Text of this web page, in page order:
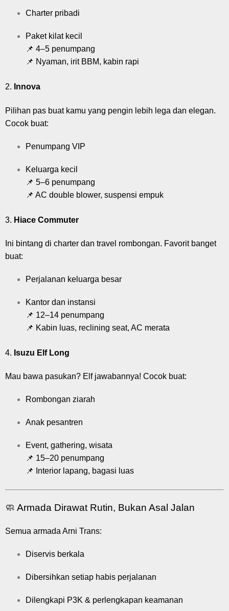
Charter pribadi
Paket kilat kecil
📌 4–5 penumpang
📌 Nyaman, irit BBM, kabin rapi
2. Innova
Pilihan pas buat kamu yang pengin lebih lega dan elegan.
Cocok buat:
Penumpang VIP
Keluarga kecil
📌 5–6 penumpang
📌 AC double blower, suspensi empuk
3. Hiace Commuter
Ini bintang di charter dan travel rombongan. Favorit banget
buat:
Perjalanan keluarga besar
Kantor dan instansi
📌 12–14 penumpang
📌 Kabin luas, reclining seat, AC merata
4. Isuzu Elf Long
Mau bawa pasukan? Elf jawabannya! Cocok buat:
Rombongan ziarah
Anak pesantren
Event, gathering, wisata
📌 15–20 penumpang
📌 Interior lapang, bagasi luas
🧼 Armada Dirawat Rutin, Bukan Asal Jalan
Semua armada Arni Trans:
Diservis berkala
Dibersihkan setiap habis perjalanan
Dilengkapi P3K & perlengkapan keamanan